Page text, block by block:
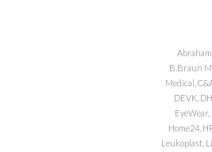
B.Braun
Medical,
DEVK,
Home24,
Leukoplast,